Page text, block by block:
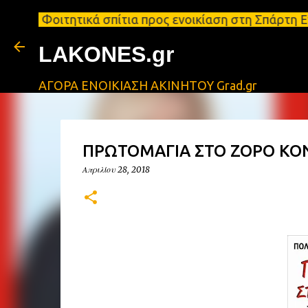
σπίτια προς ενοικίαση στη Σπάρτη
LAKONES.gr
ΑΓΟΡΑ ΕΝΟΙΚΙΑΣΗ ΑΚΙΝΗΤΟΥ Grad.gr
ΠΡΩΤΟΜΑΓΙΑ ΣΤΟ ΖΟΡΟ
Απριλίου 28, 2018